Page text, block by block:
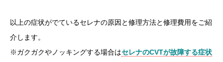
以上の症状がでているセレナの原因と修理方法と修理費用をご紹
介します。
※ガクガクやノッキングする場合はセレナのCVTが故障する症状